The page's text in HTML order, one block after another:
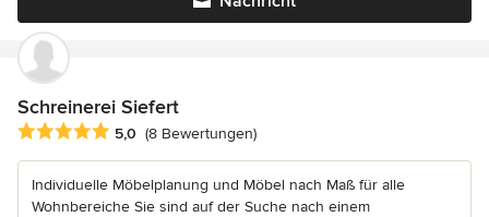
Schreinerei Siefert
Durchschnittliche Bewertung: 5 von 5 Sternen
5,0 (8 Bewertungen)
Individuelle Möbelplanung und Möbel nach Maß für alle
Wohnbereiche Sie sind auf der Suche nach einem